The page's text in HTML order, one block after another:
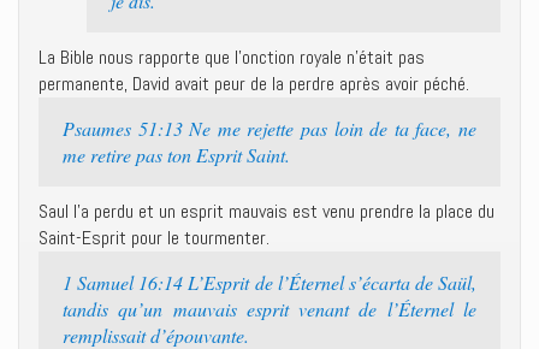
La Bible nous rapporte que l’onction royale n’était pas
permanente, David avait peur de la perdre après avoir péché.
Psaumes 51:13 Ne me rejette pas loin de ta face, ne
me retire pas ton Esprit Saint.
Saul l’a perdu et un esprit mauvais est venu prendre la place du
Saint-Esprit pour le tourmenter.
1 Samuel 16:14 L’Esprit de l’Éternel s’écarta de Saül,
tandis qu’un mauvais esprit venant de l’Éternel le
remplissait d’épouvante.